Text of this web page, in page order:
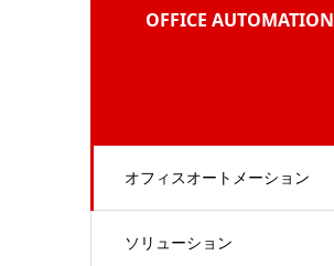
OFFICE AUTOMATION
オフィスオートメーション
ソリューション